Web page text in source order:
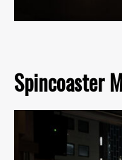
Spincoaster